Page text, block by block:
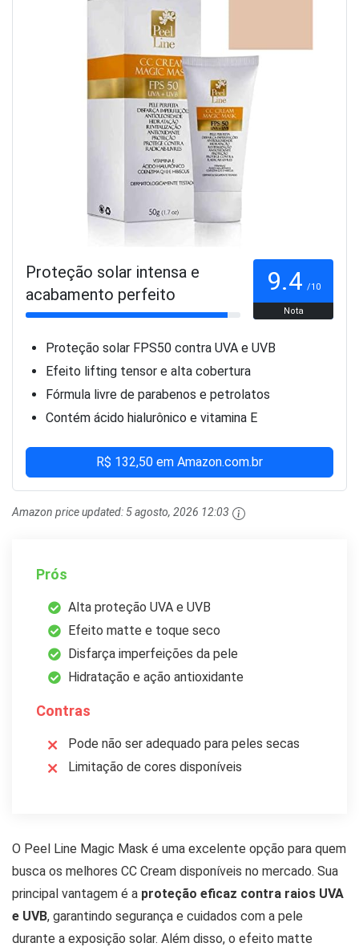
Proteção solar intensa e
acabamento perfeito
9.4 /10
Nota
Proteção solar FPS50 contra UVA e UVB
Efeito lifting tensor e alta cobertura
Fórmula livre de parabenos e petrolatos
Contém ácido hialurônico e vitamina E
R$ 132,50 em Amazon.com.br
Amazon price updated: 5 agosto, 2026 12:03
Prós
Alta proteção UVA e UVB
Efeito matte e toque seco
Disfarça imperfeições da pele
Hidratação e ação antioxidante
Contras
Pode não ser adequado para peles secas
Limitação de cores disponíveis
O Peel Line Magic Mask é uma excelente opção para quem
busca os melhores CC Cream disponíveis no mercado. Sua
principal vantagem é a proteção eficaz contra raios UVA
e UVB, garantindo segurança e cuidados com a pele
durante a exposição solar. Além disso, o efeito matte